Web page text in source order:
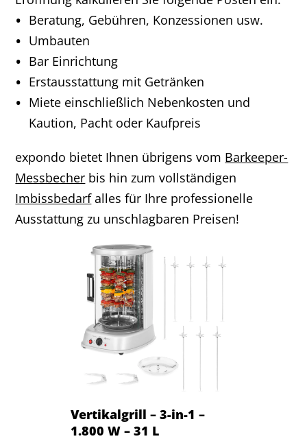
Beratung, Gebühren, Konzessionen usw.
Umbauten
Bar Einrichtung
Erstausstattung mit Getränken
Miete einschließlich Nebenkosten und
Kaution, Pacht oder Kaufpreis
expondo bietet Ihnen übrigens vom Barkeeper-
Messbecher bis hin zum vollständigen
Imbissbedarfalles für Ihre professionelle
Ausstattung zu unschlagbaren Preisen!
Vertikalgrill – 3-in-1 –
1.800 W – 31 L